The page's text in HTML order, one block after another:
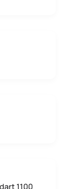
1100